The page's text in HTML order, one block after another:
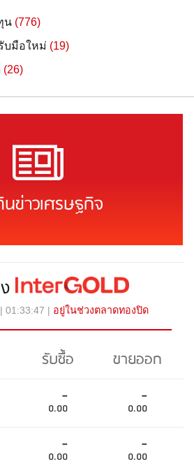
น (776)
บมือใหม่ (19)
(26)
ข่าวเศรษฐกิจ
ง
01:33:47 | อยู่ในช่วงตลาดทองปิด
รับซื้อ
ขายออก
-
0.00
-
0.00
-
0.00
-
0.00